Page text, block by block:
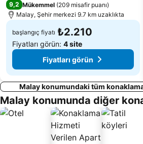
9,2 Mükemmel (209 misafir puanı)
Malay, Şehir merkezi 9.7 km uzaklıkta
başlangıç fiyatı ₺2.210
Fiyatları görün: 4 site
Fiyatları görün
Malay konumundaki tüm
Malay konumunda diğer